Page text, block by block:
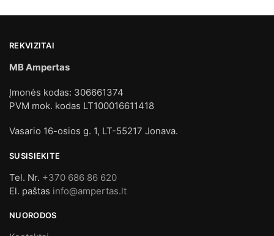
REKVIZITAI
MB Ampertas
Įmonės kodas: 306661374
PVM mok. kodas LT100016611418
Vasario 16-osios g. 1, LT-55217 Jonava.
SUSISIEKITE
Tel. Nr. +370 686 86 620
El. paštas info@ampertas.lt
NUORODOS